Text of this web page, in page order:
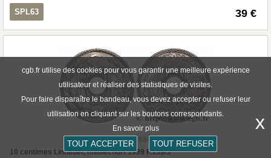
SPL63 39 €
E-AUCTION
686-732976
10 centimes Lindauer, maillechort 1939 F.139/3
cgb.fr utilise des cookies pour vous garantir une meilleure expérience
utilisateur et réaliser des statistiques de visites.
Pour faire disparaître le bandeau, vous devez accepter ou refuser leur
utilisation en cliquant sur les boutons correspondants.
En savoir plus
TOUT ACCEPTER TOUT REFUSER
x